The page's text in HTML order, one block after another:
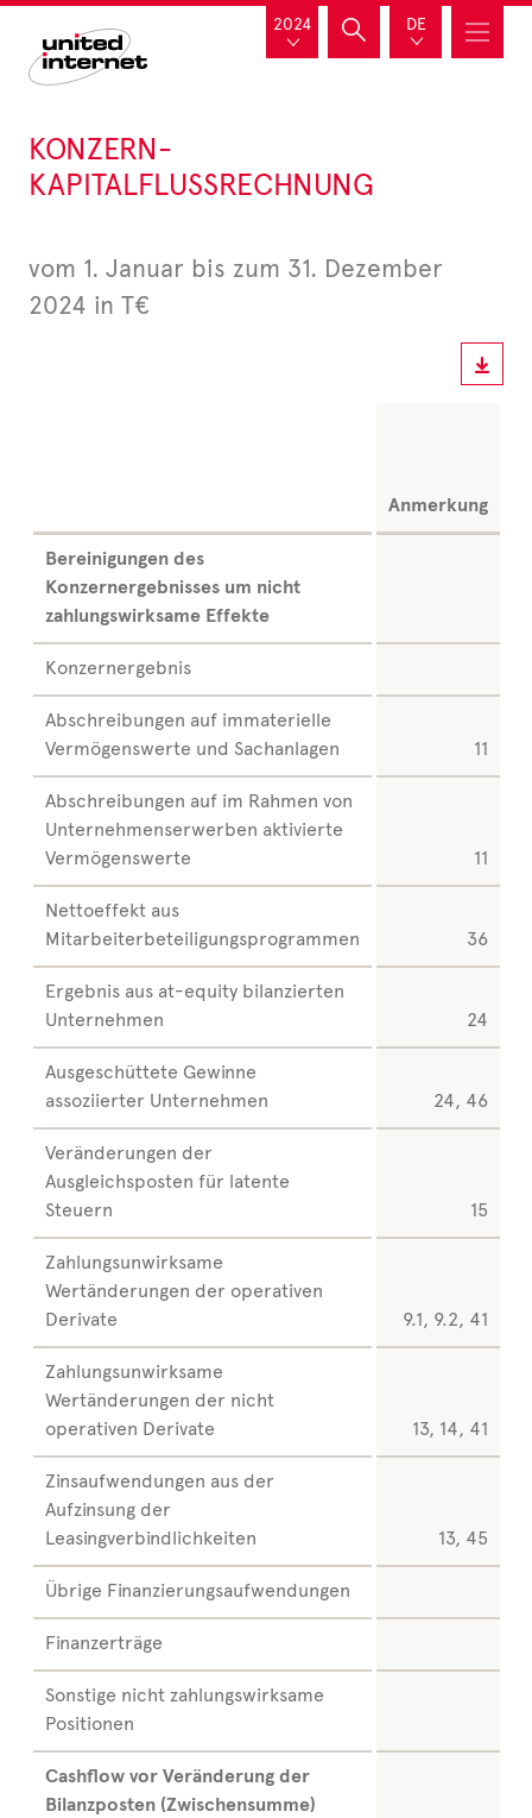
2024 DE
KONZERN-
KAPITALFLUSSRECHNUNG
vom 1. Januar bis zum 31. Dezember
2024 in T€
Bereinigungen des
Konzernergebnisses um nicht
zahlungswirksame Effekte
Konzernergebnis
Abschreibungen auf immaterielle
Vermögenswerte und Sachanlagen
11
Abschreibungen auf im Rahmen von
Unternehmenserwerben aktivierte
Vermögenswerte
11
Nettoeffekt aus
Mitarbeiterbeteiligungsprogrammen
36
Ergebnis aus at-equity bilanzierten
Unternehmen
24
Ausgeschüttete Gewinne
assoziierter Unternehmen
24, 46
Veränderungen der
Ausgleichsposten für latente
Steuern
15
Zahlungsunwirksame
Wertänderungen der operativen
Derivate
9.1, 9.2, 41
Zahlungsunwirksame
Wertänderungen der nicht
operativen Derivate
13, 14, 41
Zinsaufwendungen aus der
Aufzinsung der
Leasingverbindlichkeiten
13, 45
Übrige Finanzierungsaufwendungen
Finanzerträge
Sonstige nicht zahlungswirksame
Positionen
Cashflow vor Veränderung der
Bilanzposten (Zwischensumme)
Anmerkung